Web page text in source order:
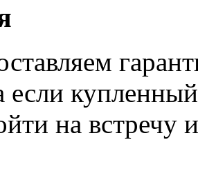
если
на встречу